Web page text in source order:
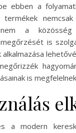
ebben a
a
megőrzését is
alkalmazása
is
a modern